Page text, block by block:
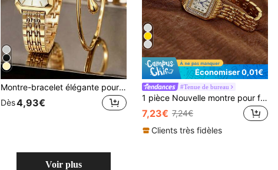
Montre-bracelet élégante pour femme avec bracelet en acier et cadran carré à quartz, style luxe classique (1 pièce/set), boîte de montre non incluse
Dès4,93€
Économiser 0,01€
#Tenue de bureau
1 pièce Nouvelle montre pour femme étanche avec cadran carré incrusté de cubic zirconia et de rhinestones dorés, style minimaliste élégant avec cadran à chiffres romains. Montre à quartz décorative convenant à la vie quotidienne et aux rassemblements
7,23€ 7,24€
Clients très fidèles
Voir plus